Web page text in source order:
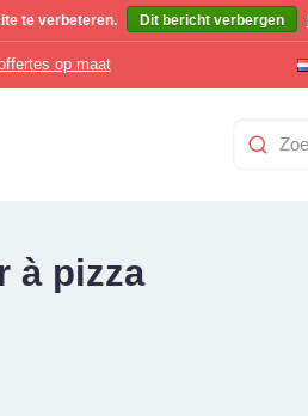
op maat
à pizza
te verbeteren. Dit bericht verbergen